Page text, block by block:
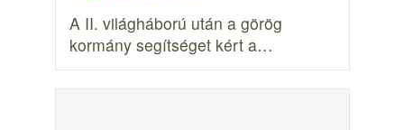
A II. világháború után a görög
kormány segítséget kért a…